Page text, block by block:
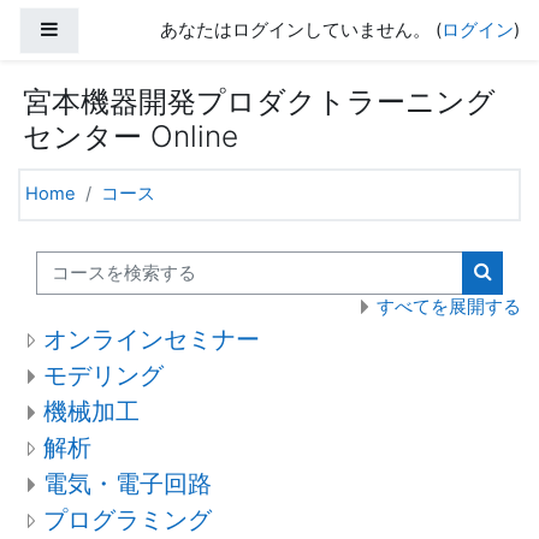
サイドパネルあなたはログインしていません。 (ログイン)
宮本機器開発プロダクトラーニング
センター Online
Home コース
コースを検索する
コー
すべてを展開する
オンラインセミナー
モデリング
機械加工
解析
電気・電子回路
プログラミング